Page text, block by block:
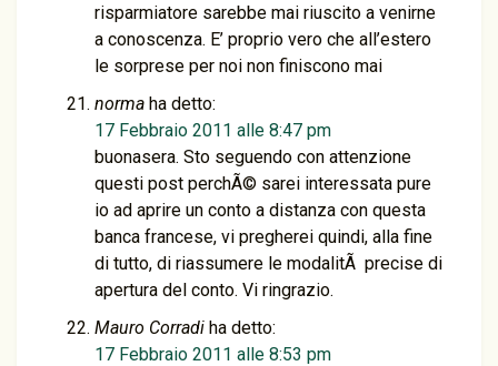
risparmiatore sarebbe mai riuscito a venirne
a conoscenza. E’ proprio vero che all’estero
le sorprese per noi non finiscono mai
norma ha detto:
17 Febbraio 2011 alle 8:47 pm
buonasera. Sto seguendo con attenzione
questi post perchÃ© sarei interessata pure
io ad aprire un conto a distanza con questa
banca francese, vi pregherei quindi, alla fine
di tutto, di riassumere le modalitÃ precise di
apertura del conto. Vi ringrazio.
Mauro Corradi ha detto:
17 Febbraio 2011 alle 8:53 pm